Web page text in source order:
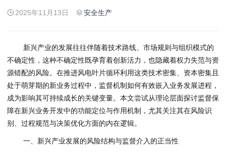
2025年11月13日 安全生产
新兴产业的发展往往伴随着技术路线、市场规则与组织模式的
不确定性，这种不确定性既孕育着创新活力，也隐藏着权力失范与资
源错配的风险。在推进风电叶片循环利用这类技术密集、资本密集且
处于萌芽期的新业务过程中，监督机制如何有效嵌入业务发展进程，
成为影响其可持续成长的关键变量。本文尝试从理论层面探讨监督保
障在新兴业务开发中的功能定位与作用机制，尤其关注其在风险识
别、过程规范与决策优化方面的内在逻辑。
一、新兴产业发展的风险结构与监督介入的正当性